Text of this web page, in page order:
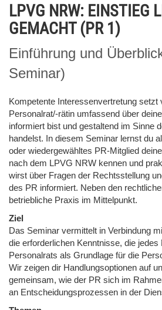
LPVG NRW: EINSTIEG
GEMACHT (PR 1)
Einführung und
Seminar)
Kompetente Interessenvertretung setzt
Personalrat/-rätin umfassend über
informiert bist und gestaltend im Sinne
handelst. In diesem Seminar lernst du
oder wiedergewähltes PR-Mitglied
nach dem LPVG NRW kennen und
wirst über Fragen der Rechtsstellung
des PR informiert. Neben den
betriebliche Praxis im Mittelpunkt.
Ziel
Das Seminar vermittelt in Verbindung
die erforderlichen Kenntnisse, die jedes
Personalrats als Grundlage für die
Wir zeigen dir Handlungsoptionen auf
gemeinsam, wie der PR sich im
an Entscheidungsprozessen in der